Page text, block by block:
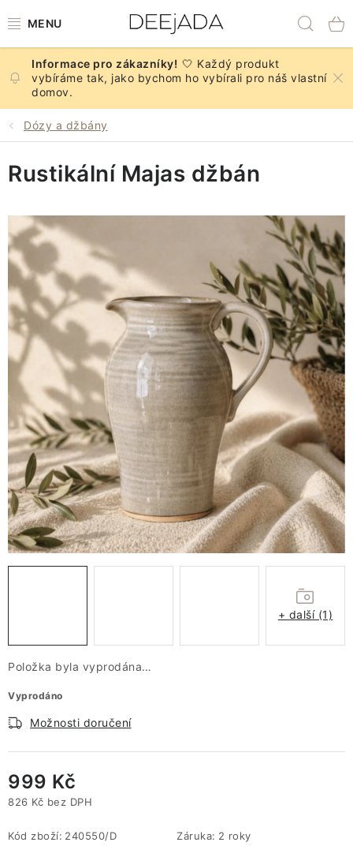
na
NOVINKY
PODZIM
BYTOVÝ TEXTIL
KOUPELNA
ZNAČKY
VÁNOCE
JARO
Doprava a platba
FAQ - nejčastější dotazy
Vrácení zboží a reklamace
Obchodní podmínky
Ochrana Osobních údajů GDPR
Spojte se s námi
Odstoupení od smlouvy
🤍 Každý produkt
vybíráme tak, jako bychom ho vybírali pro náš vlastní
domov.
Dózy a džbány
Položka byla vyprodána…
Vyprodáno
Možnosti doručení
999 Kč
826 Kč bez DPH
Kód zboží: 240550/D Záruka: 2 roky
Rustikální Majas džbán
+ další (1)